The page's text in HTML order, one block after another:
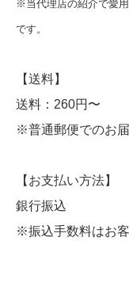
※当代理店の紹介で愛
です。
【送料】
送料：260円〜
※普通郵便でのお届
【お支払い方法】
銀行振込
※振込手数料はお